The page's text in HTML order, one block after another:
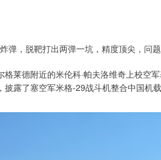
弹，脱靶打出两弹一坑，精度顶尖，问
莱德附近的米伦科·帕夫洛维奇上校空
露了塞空军米格-29战斗机整合中国机载